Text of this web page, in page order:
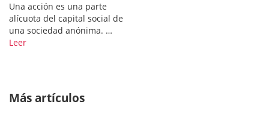
Una acción es una parte
alícuota del capital social de
una sociedad anónima. …
Leer
Más artículos